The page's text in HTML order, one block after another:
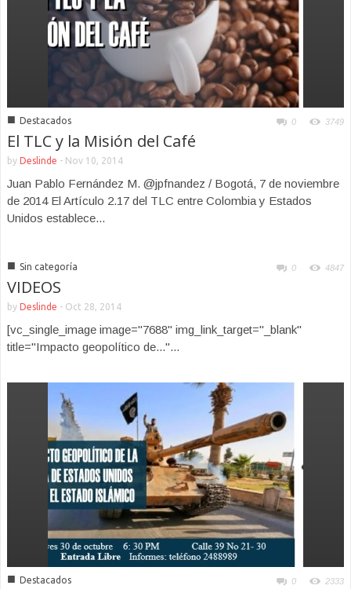
■ Destacados 0 3749
El TLC y la Misión del Café
by Deslinde - Nov 10, 2014
Juan Pablo Fernández M. @jpfnandez / Bogotá, 7 de noviembre
de 2014 El Artículo 2.17 del TLC entre Colombia y Estados
Unidos establece...
■ Sin categoría 0 4847
VIDEOS
by Deslinde - Oct 28, 2014
[vc_single_image image="7688" img_link_target="_blank"
title="Impacto geopolítico de..."...
■ Destacados 0 2333